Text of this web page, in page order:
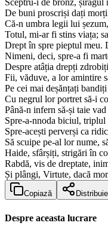
Sceptru-i de bronz, șiragul
De buni proscriși dați
Că-n umbra legii lui șezum,
Totul, mi-ar fi stins viața;
Drept în spre pieptul meu.
Nimeni, deci, spre-a fi
Despre atâția drepți
Fii, văduve, a lor amintire
Pe cei mai deșănțați bandiți
Cu negrul lor portret să-i
Până-n infern să-și taie vad
Spre-a-nnoda biciul, triplul
Spre-acești perverși ca
Să scuipe pe-al lor nume,
Haide, sfârșiți, strigări în
Rabdă, vis de dreptate,
Și plângi, Virtute, dacă
Copiază Distribuie
Despre aceasta lucrare